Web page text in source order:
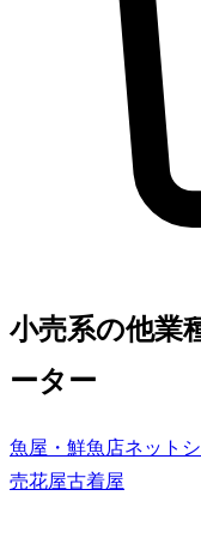
小売系の他業
ーター
魚屋・鮮魚店ネット
売花屋古着屋